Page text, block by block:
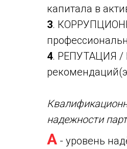
капитала в
3.
4. РЕПУТАЦИЯ /
надежности
А - уровень